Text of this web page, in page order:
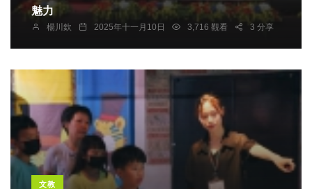
魅力
楊川欽 2025年十一月10日 3,716 觀看 3 分享
文教